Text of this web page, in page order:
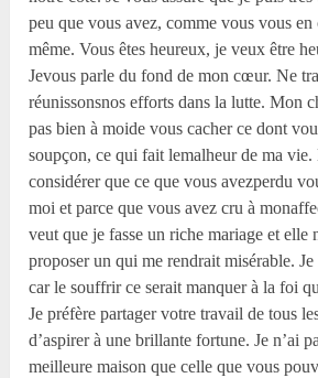
peu que vous avez, comme vous vous en
même. Vous êtes heureux, je veux être
Jevous parle du fond de mon cœur. Ne
réunissonsnos efforts dans la lutte. Mon
pas bien à moide vous cacher ce dont
soupçon, ce qui fait lemalheur de ma
considérer que ce que vous avezperdu
moi et parce que vous avez cru à
veut que je fasse un riche mariage et elle
proposer un qui me rendrait misérable.
car le souffrir ce serait manquer à la foi
Je préfère partager votre travail de tous
d’aspirer à une brillante fortune. Je n’ai
meilleure maison que celle que vous